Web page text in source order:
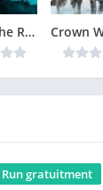
Rise of the Ronin Version Complète jeu pour PC
Run gratuitment